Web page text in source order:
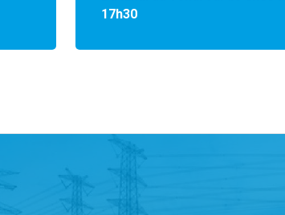
17h30